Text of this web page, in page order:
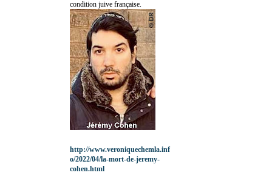
condition juive française.
http://www.veroniquechemla.inf
o/2022/04/la-mort-de-jeremy-
cohen.html